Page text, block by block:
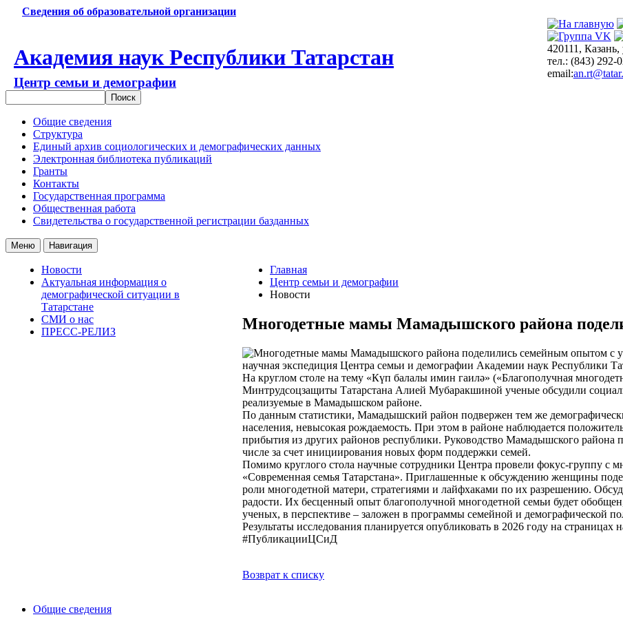
Сведения об образовательной организации
Академия наук Республики Татарстан
Центр семьи и демографии
420111,
тел.: (843) 292-
email:
Общие сведения
Структура
Единый архив социологических и демографических данных
Электронная библиотека публикаций
Гранты
Контакты
Государственная программа
Общественная работа
Свидетельства о государственной регистрации базданных
Меню Навигация
Новости
Актуальная информация о
демографической ситуации в
Татарстане
СМИ о нас
ПРЕСС-РЕЛИЗ
Главная
Центр семьи и демографии
Новости
Многодетные мамы Мамадышского района
научная экспедиция Центра семьи и демографии Академии наук Республики
На круглом столе на тему «Күп балалы имин гаилә» («Благополучная
Минтрудсоцзащиты Татарстана Алией Мубаракшиной ученые обсудили
реализуемые в Мамадышском районе.
По данным статистики, Мамадышский район подвержен тем же
населения, невысокая рождаемость. При этом в районе наблюдается
прибытия из других районов республики. Руководство Мамадышского района
числе за счет инициирования новых форм поддержки семей.
Помимо круглого стола научные сотрудники Центра провели фокус-группу с
«Современная семья Татарстана». Приглашенные к обсуждению женщины
роли многодетной матери, стратегиями и лайфхаками по их разрешению.
радости. Их бесценный опыт благополучной многодетной семьи будет
ученых, в перспективе – заложен в программы семейной и демографической
Результаты исследования планируется опубликовать в 2026 году на
#ПубликацииЦСиД
Возврат к списку
Общие сведения